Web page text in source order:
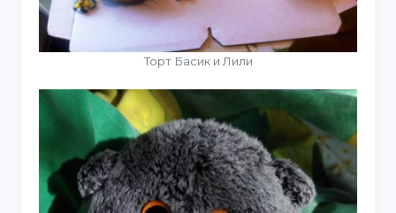
Торт Басик и Лили